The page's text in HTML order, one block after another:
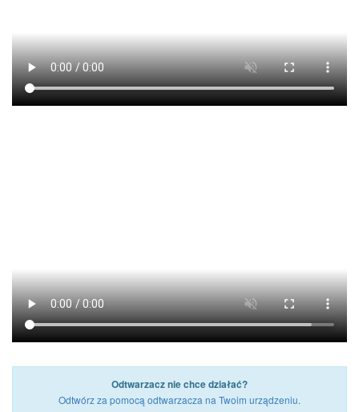
Odtwarzacz nie chce działać?
Odtwórz za pomocą odtwarzacza na Twoim urządzeniu.